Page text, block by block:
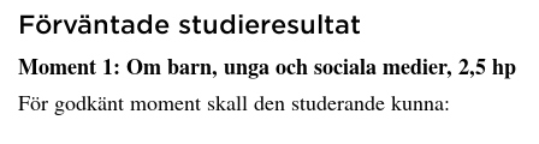
Förväntade studieresultat
Moment 1: Om barn, unga och sociala medier, 2,5 hp
För godkänt moment skall den studerande kunna: